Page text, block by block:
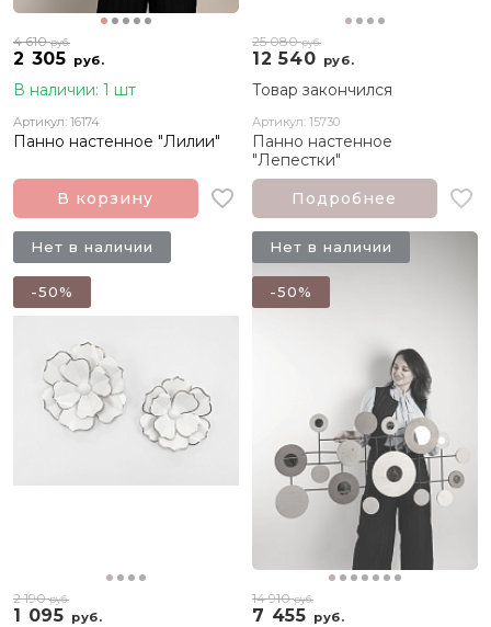
2 305 руб.
4 610руб.
В наличии: 1 шт
Артикул: 16174
Панно настенное "Лилии"
В корзину
12 540 руб.
25 080руб.
Товар закончился
Артикул: 15730
Панно настенное
"Лепестки"
Подробнее
1 095 руб.
2 190руб.
Нет в наличии
-50%
7 455 руб.
14 910руб.
Нет в наличии
-50%